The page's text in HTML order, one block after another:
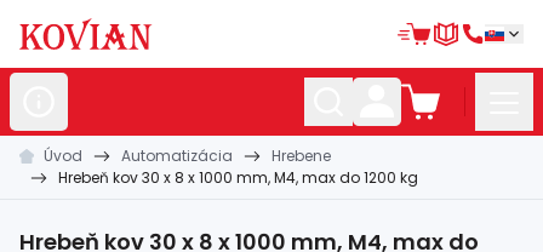
Nerezovépolotovary
Úvod Automatizácia
Hrebene
Hrebeň kov 30 x 8 x 1000 mm, M4, max do 1200 kg
Hrebeň kov 30 x 8 x 1000 mm, M4, max do